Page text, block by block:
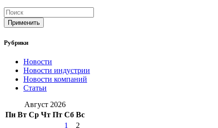
Применить
Рубрики
Новости
Новости индустрии
Новости компаний
Статьи
Август 2026
Пн Вт Ср Чт Пт Сб Вс
1
2